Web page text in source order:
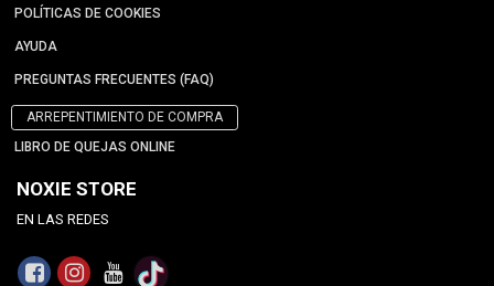
POLÍTICAS DE COOKIES
AYUDA
PREGUNTAS FRECUENTES (FAQ)
ARREPENTIMIENTO DE COMPRA
LIBRO DE QUEJAS ONLINE
NOXIE STORE
EN LAS REDES